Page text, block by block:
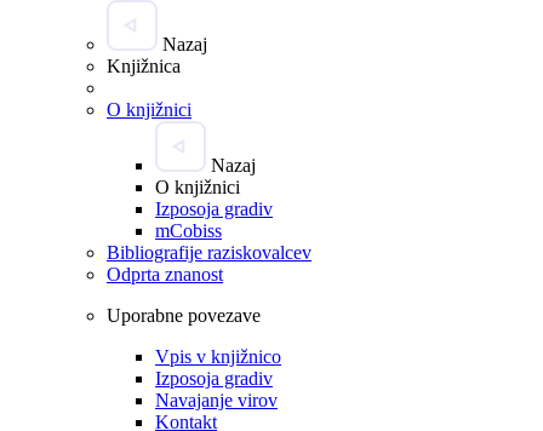
Nazaj
Knjižnica
O knjižnici
Nazaj
O knjižnici
Izposoja gradiv
mCobiss
Bibliografije raziskovalcev
Odprta znanost
Uporabne povezave
Vpis v knjižnico
Izposoja gradiv
Navajanje virov
Kontakt